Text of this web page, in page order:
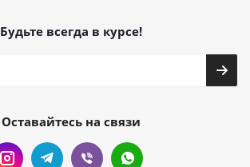
Будьте всегда в курсе!
Оставайтесь на связи